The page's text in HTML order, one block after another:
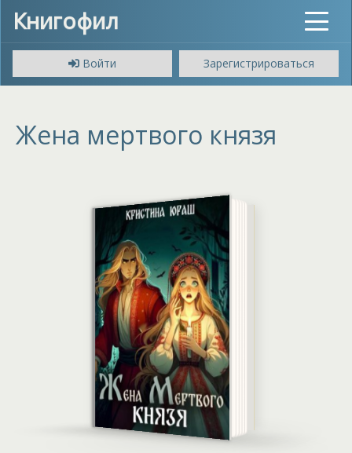
Книгофил
Toggle
Войти
Зарегистрироваться
Жена мертвого князя